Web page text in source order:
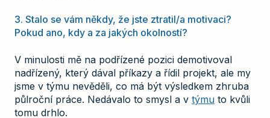
3. Stalo se vám někdy, že jste ztratil/a motivaci?
Pokud ano, kdy a za jakých okolností?
V minulosti mě na podřízené pozici demotivoval
nadřízený, který dával příkazy a řídil projekt, ale my
jsme v týmu nevěděli, co má být výsledkem zhruba
půlroční práce. Nedávalo to smysl a v týmu to kvůli
tomu drhlo.